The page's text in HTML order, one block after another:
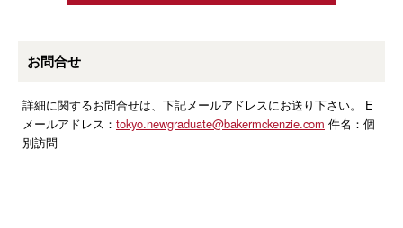
お問合せ
詳細に関するお問合せは、下記メールアドレスにお送り下さい。 E
メールアドレス： tokyo.newgraduate@bakermckenzie.com 件名：個
別訪問